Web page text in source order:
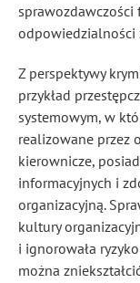
odpowiedzialności
Z perspektywy
przykład
systemowym, w
realizowane przez
kierownicze,
informacyjnych i
organizacyjną.
kultury
i ignorowała
można